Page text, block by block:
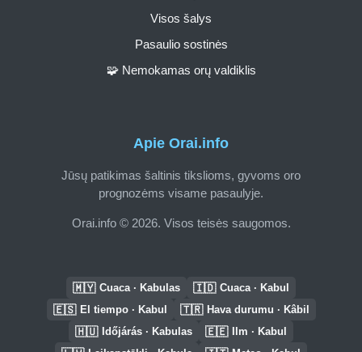
Apie Orai.info
Jūsų patikimas šaltinis tikslioms, gyvoms oro
prognozėms visame pasaulyje.
Orai.info © 2026. Visos teisės saugomos.
Visos šalys
Pasaulio sostinės
🧩 Nemokamas orų valdiklis
🇲🇾 Cuaca · Kabulas 🇮🇩 Cuaca · Kabul
🇪🇸 El tiempo · Kabul 🇹🇷 Hava durumu · Kâbil
🇭🇺 Időjárás · Kabulas 🇪🇪 Ilm · Kabul